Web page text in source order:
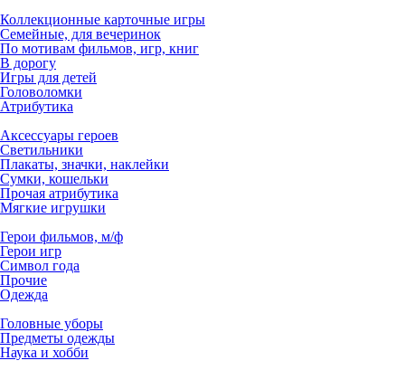
Коллекционные карточные игры
Семейные, для вечеринок
По мотивам фильмов, игр, книг
В дорогу
Игры для детей
Головоломки
Атрибутика
Аксессуары героев
Светильники
Плакаты, значки, наклейки
Сумки, кошельки
Прочая атрибутика
Мягкие игрушки
Герои фильмов, м/ф
Герои игр
Символ года
Прочие
Одежда
Головные уборы
Предметы одежды
Наука и хобби